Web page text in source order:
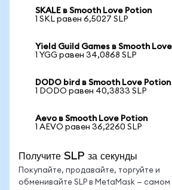
SKALE в Smooth Love Potion
1 SKL равен 6,5027 SLP
Yield Guild Games в Smooth
1 YGG равен 34,0868 SLP
DODO bird в Smooth Love Potion
1 DODO равен 40,3833 SLP
Aevo в Smooth Love Potion
1 AEVO равен 36,2260 SLP
Получите SLP за секунды
Покупайте, продавайте, торгуйте и
обменивайте SLP в MetaMask — самом